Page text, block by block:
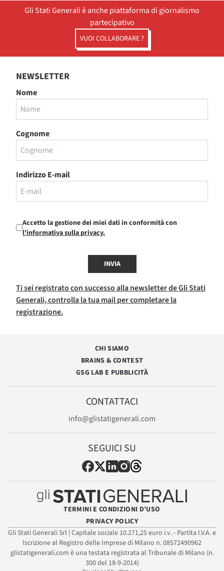
Gli Stati Generali è anche piattaforma di giornalismo
partecipativo
VUOI COLLABORARE ?
NEWSLETTER
Nome
Cognome
Indirizzo E-mail
Accetto la gestione dei miei dati in conformità con
l'informativa sulla privacy.
INVIA
Ti sei registrato con successo alla newsletter de Gli Stati
Generali, controlla la tua mail per completare la
registrazione.
CHI SIAMO
BRAINS & CONTEST
GSG LAB E PUBBLICITÀ
CONTATTACI
info@glistatigenerali.com
SEGUICI SU
TERMINI E CONDIZIONI D’USO
PRIVACY POLICY
Gli Stati Generali Srl | Capitale sociale 10.271,25 euro i.v. - Partita I.V.A. e
Iscrizione al Registro delle Imprese di Milano n. 08572490962
glistatigenerali.com è una testata registrata al Tribunale di Milano (n.
300 del 18-9-2014)